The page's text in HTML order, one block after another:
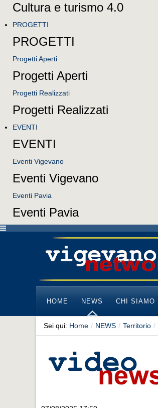
Cultura e turismo 4.0
PROGETTI
PROGETTI
Progetti Aperti
Progetti Aperti
Progetti Realizzati
Progetti Realizzati
EVENTI
EVENTI
Eventi Vigevano
Eventi Vigevano
Eventi Pavia
Eventi Pavia
HOME NEWS CHI SIAMO
Sei qui: Home / NEWS / Territorio /